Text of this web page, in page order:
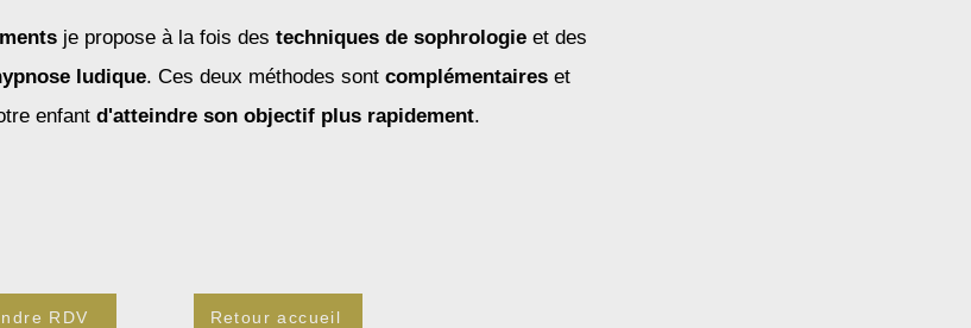
je propose à la fois des techniques de sophrologie et des
ludique. Ces deux méthodes sont complémentaires et
enfant d'atteindre son objectif plus rapidement.
RDV Retour accueil